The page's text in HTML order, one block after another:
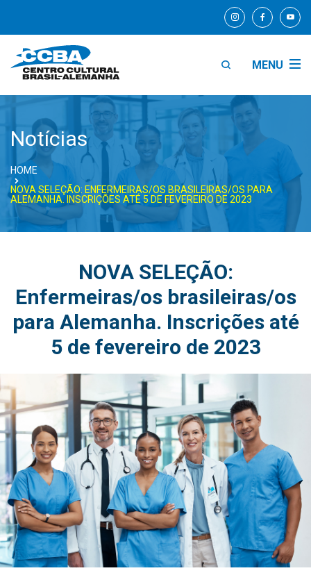
MENU
Notícias
HOME
NOVA SELEÇÃO: ENFERMEIRAS/OS BRASILEIRAS/OS PARA
ALEMANHA. INSCRIÇÕES ATÉ 5 DE FEVEREIRO DE 2023
NOVA SELEÇÃO:
Enfermeiras/os brasileiras/os
para Alemanha. Inscrições até
5 de fevereiro de 2023